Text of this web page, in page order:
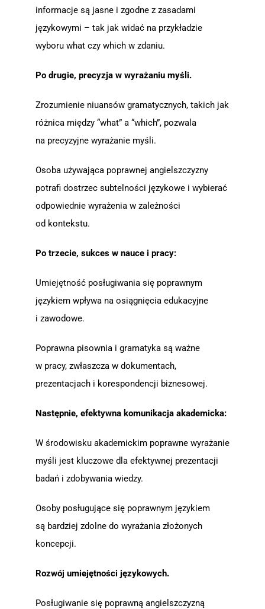
informacje są jasne i zgodne z zasadami
językowymi – tak jak widać na przykładzie
wyboru what czy which w zdaniu.
Po drugie, precyzja w wyrażaniu myśli.
Zrozumienie niuansów gramatycznych, takich jak
różnica między “what” a “which”, pozwala
na precyzyjne wyrażanie myśli.
Osoba używająca poprawnej angielszczyzny
potrafi dostrzec subtelności językowe i wybierać
odpowiednie wyrażenia w zależności
od kontekstu.
Po trzecie, sukces w nauce i pracy:
Umiejętność posługiwania się poprawnym
językiem wpływa na osiągnięcia edukacyjne
i zawodowe.
Poprawna pisownia i gramatyka są ważne
w pracy, zwłaszcza w dokumentach,
prezentacjach i korespondencji biznesowej.
Następnie, efektywna komunikacja akademicka:
W środowisku akademickim poprawne wyrażanie
myśli jest kluczowe dla efektywnej prezentacji
badań i zdobywania wiedzy.
Osoby posługujące się poprawnym językiem
są bardziej zdolne do wyrażania złożonych
koncepcji.
Rozwój umiejętności językowych.
Posługiwanie się poprawną angielszczyzną